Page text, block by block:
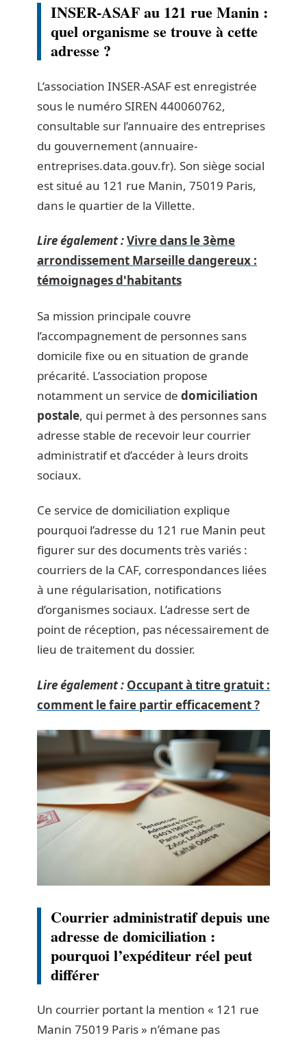
INSER-ASAF au 121 rue Manin :
quel organisme se trouve à cette
adresse ?
L’association INSER-ASAF est enregistrée
sous le numéro SIREN 440060762,
consultable sur l’annuaire des entreprises
du gouvernement (annuaire-
entreprises.data.gouv.fr). Son siège social
est situé au 121 rue Manin, 75019 Paris,
dans le quartier de la Villette.
Lire également :Vivre dans le 3ème
arrondissement Marseille dangereux :
témoignages d'habitants
Sa mission principale couvre
l’accompagnement de personnes sans
domicile fixe ou en situation de grande
précarité. L’association propose
notamment un service de domiciliation
postale, qui permet à des personnes sans
adresse stable de recevoir leur courrier
administratif et d’accéder à leurs droits
sociaux.
Ce service de domiciliation explique
pourquoi l’adresse du 121 rue Manin peut
figurer sur des documents très variés :
courriers de la CAF, correspondances liées
à une régularisation, notifications
d’organismes sociaux. L’adresse sert de
point de réception, pas nécessairement de
lieu de traitement du dossier.
Lire également : Occupant à titre gratuit :
comment le faire partir efficacement ?
Courrier administratif depuis une
adresse de domiciliation :
pourquoi l’expéditeur réel peut
différer
Un courrier portant la mention « 121 rue
Manin 75019 Paris » n’émane pas